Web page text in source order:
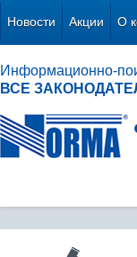
Новости Акции О
Информационно-
ВСЕ